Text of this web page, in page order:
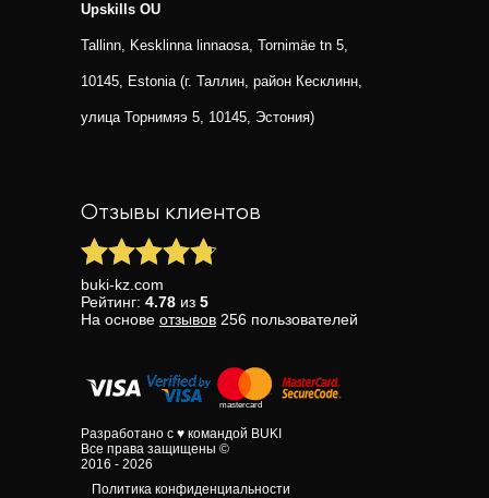
Upskills OU
Tallinn, Kesklinna linnaosa, Tornimäe tn 5,
10145, Estonia (г. Таллин, район Кесклинн,
улица Торнимяэ 5, 10145, Эстония)
Отзывы клиентов
buki-kz.com
Рейтинг: 4.78 из 5
На основе отзывов 256 пользователей
Разработано с ♥ командой BUKI
Все права защищены ©
2016 - 2026
Политика конфиденциальности